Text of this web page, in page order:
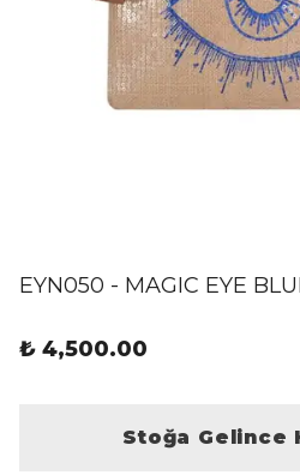
EYN050 - MAGIC EYE
₺ 4,500.00
Stoğa Gelince